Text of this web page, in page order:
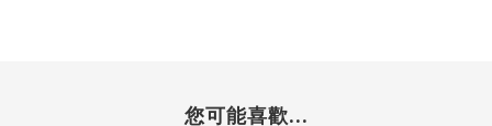
您可能喜歡...